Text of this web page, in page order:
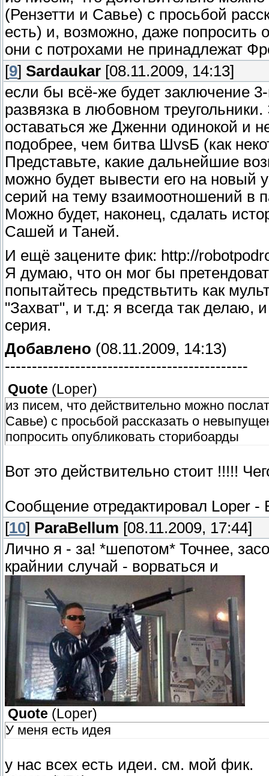
(Рензетти и Савье) с просьбой
есть) и, возможно, даже попросить
они с потрохами не принадлежат
[9] Sardaukar [08.11.2009, 14:13]
если бы всё-же будет заключение
развязка в любовном
оставаться же Дженни одинокой и
подобрее, чем битва ШvsБ (как
Представьте, какие дальнейшие
можно будет вывести его на новый
серий на тему взаимоотношений в
Можно будет, наконец, сдалать
Сашей и Таней.
И ещё зацените фик: http://
Я думаю, что он мог бы
попытайтесь предствьтить как
"Захват", и т.д: я всегда так делаю,
серия.
Добавлено (08.11.2009, 14:13)
---------------------------------------------
Quote (Loper)
из писем, что действительно можно
Савье) с просьбой рассказать о
попросить опубликовать сторибоарды
Вот это действительно стоит !!!!!
Сообщение отредактировал Loper -
[10] ParaBellum [08.11.2009, 17:44]
Лично я - за! *шепотом* Точнее,
крайнии случай - ворваться и
Quote (Loper)
У меня есть идея
у нас всех есть идеи. см. мой фик.